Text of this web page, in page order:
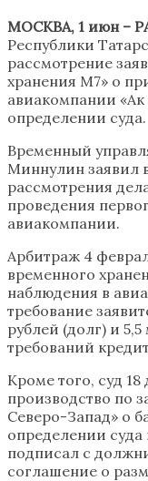
МОСКВА, 1 июн –
Республики
рассмотрение
хранения М7» о
авиакомпании «Ак
определении суда.
Временный
Миннулин заявил
рассмотрения
проведения
авиакомпании.
Арбитраж 4
временного
наблюдения в
требование
рублей (долг) и
требований
Кроме того, суд 18
производство по
Северо-Запад» о
определении суда
подписал с
соглашение о